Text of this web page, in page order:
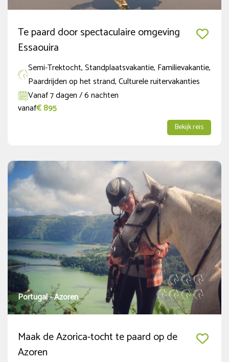
Te paard door spectaculaire omgeving
Essaouira
Semi-Trektocht, Standplaatsvakantie, Familievakantie,
Paardrijden op het strand, Culturele ruitervakanties
Vanaf 7 dagen / 6 nachten
vanaf€ 895
Bekijk reis
Portugal - Azoren
Maak de Azorica-tocht te paard op de
Azoren